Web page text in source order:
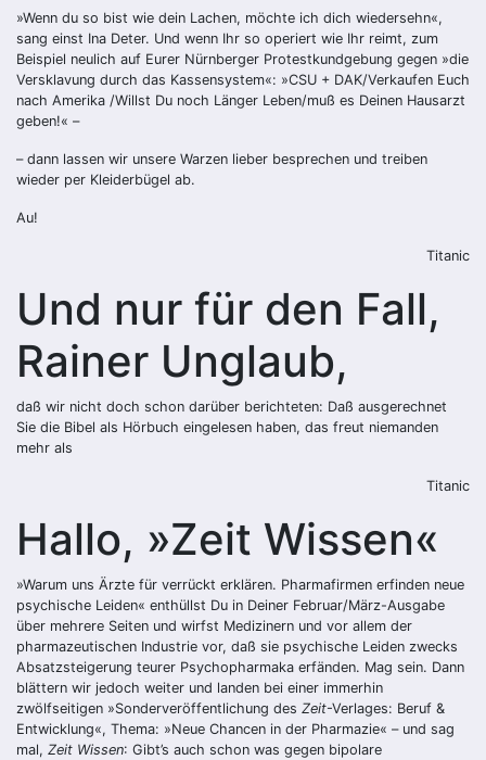
»Wenn du so bist wie dein ­Lachen, möchte ich dich wiedersehn«,
sang einst Ina Deter. Und wenn Ihr so operiert wie Ihr reimt, zum
Beispiel neulich auf Eurer Nürnberger Protestkundgebung gegen »die
Versklavung durch das Kassensystem«: »CSU + DAK/Verkaufen Euch
nach Amerika /Willst Du noch Länger Leben/muß es Deinen Hausarzt
geben!« –
– dann lassen wir unsere Warzen lieber besprechen und treiben
wieder per Kleiderbügel ab.
Au!
Titanic
Und nur für den Fall,
Rainer Unglaub,
daß wir nicht doch schon darüber berichteten: Daß ausgerechnet
Sie die Bibel als Hörbuch eingelesen haben, das freut niemanden
mehr als
Titanic
Hallo, »Zeit Wissen«
»Warum uns Ärzte für verrückt erklären. Pharmafirmen erfinden neue
psychische Leiden« enthüllst Du in Deiner Februar/März-Ausgabe
über mehrere Seiten und wirfst Medizinern und vor allem der
pharmazeutischen Industrie vor, daß sie psychische Leiden zwecks
Absatzsteigerung teurer Psychopharmaka erfänden. Mag sein. Dann
blättern wir jedoch weiter und landen bei einer immerhin
zwölfseitigen »Sonderveröffentlichung des Zeit-Verlages: Beruf &
Entwicklung«, Thema: »Neue Chancen in der Pharmazie« – und sag
mal, Zeit Wissen: Gibt’s auch schon was gegen bipolare